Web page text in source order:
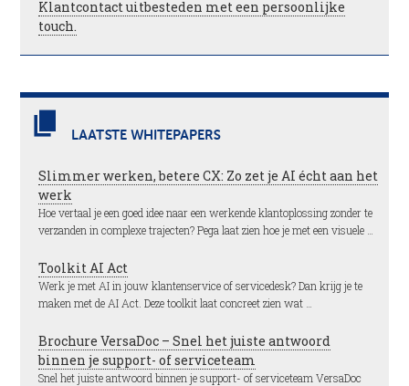
Klantcontact uitbesteden met een persoonlijke
touch.
LAATSTE WHITEPAPERS
Slimmer werken, betere CX: Zo zet je AI écht aan het
werk
Hoe vertaal je een goed idee naar een werkende klantoplossing zonder te
verzanden in complexe trajecten? Pega laat zien hoe je met een visuele …
Toolkit AI Act
Werk je met AI in jouw klantenservice of servicedesk? Dan krijg je te
maken met de AI Act. Deze toolkit laat concreet zien wat …
Brochure VersaDoc – Snel het juiste antwoord
binnen je support- of serviceteam
Snel het juiste antwoord binnen je support- of serviceteam VersaDoc